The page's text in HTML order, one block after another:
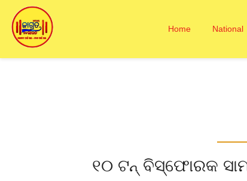
Home National
୧୦ ଟନ୍‌ ବିସ୍ଫୋରକ